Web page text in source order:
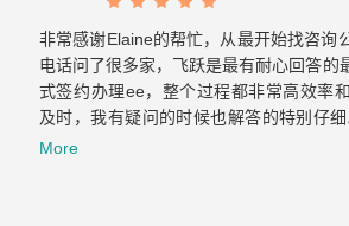
非常感谢Elaine的帮忙，从最开始找咨询
电话问了很多家，飞跃是最有耐心回答的
式签约办理ee，整个过程都非常高效率
及时，我有疑问的时候也解答的特别仔
啦，非常感谢你们整个团队的帮助～有朋
More